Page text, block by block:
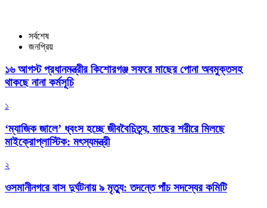
সর্বশেষ
জনপ্রিয়
১৬ আগস্ট প্রধানমন্ত্রীর কিশোরগঞ্জ সফরে মাছের পোনা অবমুক্তসহ
থাকছে নানা কর্মসূচি
১
‘ম্যাজিক জালে’ ধ্বংস হচ্ছে জীববৈচিত্র্য, মাছের শরীরে মিলছে
মাইক্রোপ্লাস্টিক: মৎস্যমন্ত্রী
২
ওসমানীনগরে বাস দুর্ঘটনায় ৯ মৃত্যু: তদন্তে পাঁচ সদস্যের কমিটি